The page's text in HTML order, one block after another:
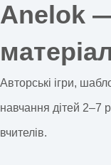
Anelok
Авторські ігри,
навчання дітей 2–7
вчителів.